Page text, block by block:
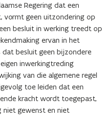
Regering dat een
vormt geen uitzondering op
besluit in werking treedt op
ervan in het
dat besluit geen bijzondere
inwerkingtreding
van die algemene regel
toe leiden dat een
kracht wordt toegepast,
niet gewenst en niet